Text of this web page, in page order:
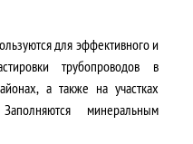
для эффективного и
трубопроводов в
а также на участках
минеральным